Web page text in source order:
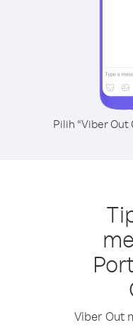
Pilih “Viber
Viber Out